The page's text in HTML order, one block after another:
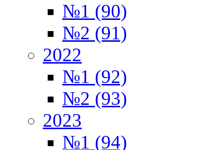
№1 (90)
№2 (91)
2022
№1 (92)
№2 (93)
2023
№1 (94)